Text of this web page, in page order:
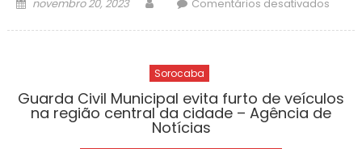
–
novembro 20, 2023 Comentários desativados
em
Sorocaba
Guarda Civil Municipal evita furto de veículos
na região central da cidade – Agência de
Notícias